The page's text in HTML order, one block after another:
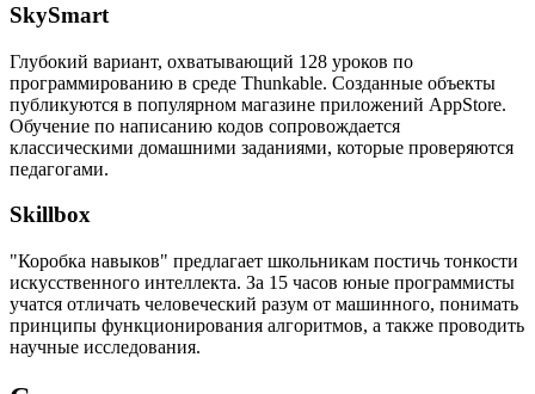
SkySmart
Глубокий вариант, охватывающий 128 уроков по
программированию в среде Thunkable. Созданные объекты
публикуются в популярном магазине приложений AppStore.
Обучение по написанию кодов сопровождается
классическими домашними заданиями, которые проверяются
педагогами.
Skillbox
"Коробка навыков" предлагает школьникам постичь тонкости
искусственного интеллекта. За 15 часов юные программисты
учатся отличать человеческий разум от машинного, понимать
принципы функционирования алгоритмов, а также проводить
научные исследования.